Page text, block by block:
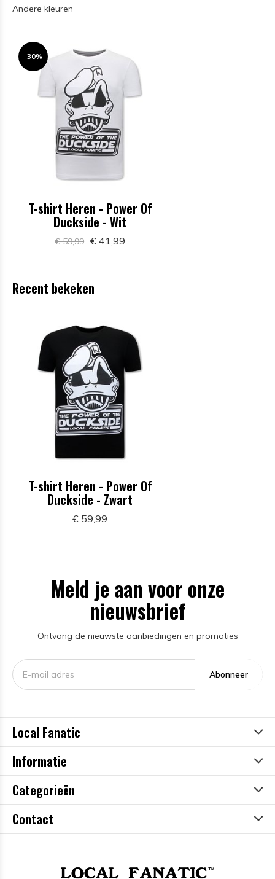
Andere kleuren
-30%
T-shirt Heren - Power Of
Duckside - Wit
€ 59,99 € 41,99
Recent bekeken
T-shirt Heren - Power Of
Duckside - Zwart
€ 59,99
Meld je aan voor onze
nieuwsbrief
Ontvang de nieuwste aanbiedingen en promoties
Abonneer
Local Fanatic
Informatie
Categorieën
Contact